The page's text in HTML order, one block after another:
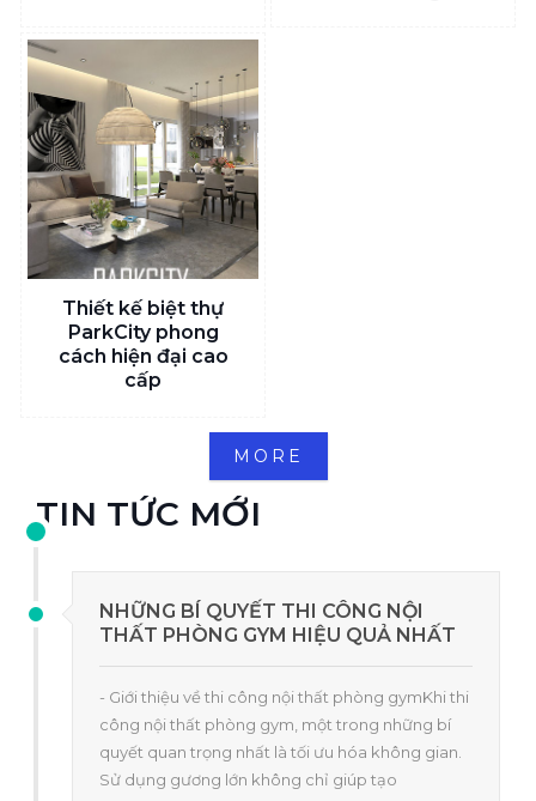
Thiết kế biệt thự
ParkCity phong
cách hiện đại cao
cấp
MORE
TIN TỨC MỚI
NHỮNG BÍ QUYẾT THI CÔNG NỘI
THẤT PHÒNG GYM HIỆU QUẢ NHẤT
- Giới thiệu về thi công nội thất phòng gymKhi thi
công nội thất phòng gym, một trong những bí
quyết quan trọng nhất là tối ưu hóa không gian.
Sử dụng gương lớn không chỉ giúp tạo